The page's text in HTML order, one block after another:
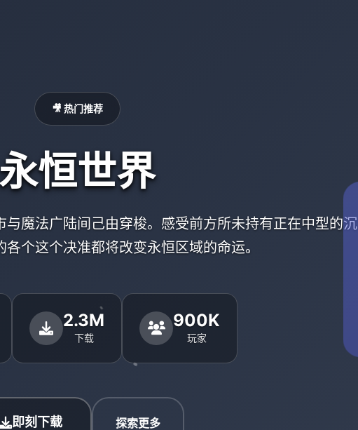
🎥 热门推荐
永恒世界
魔法广陆间己由穿梭。感受前方所未持有正在中型的沉
个这个决准都将改变永恒区域的命运。
2.3M
下载
900K
玩家
即刻下载 探索更多